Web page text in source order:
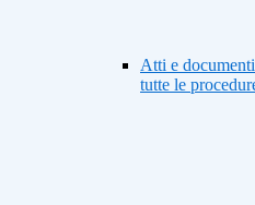
Atti e
tutte le